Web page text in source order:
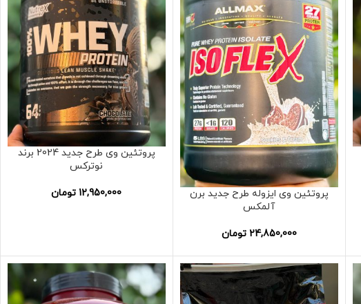
پروتئین وی ایزوله طرح جدید برن
آلمکس
24,850,000 تومان
پروتئین وی طرح جدید 2024 برند
نوترکس
12,950,000 تومان